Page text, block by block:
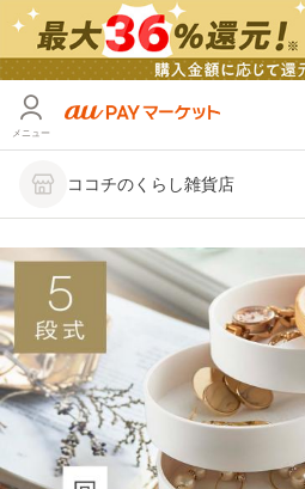
メニュー
ココチのくらし雑貨店